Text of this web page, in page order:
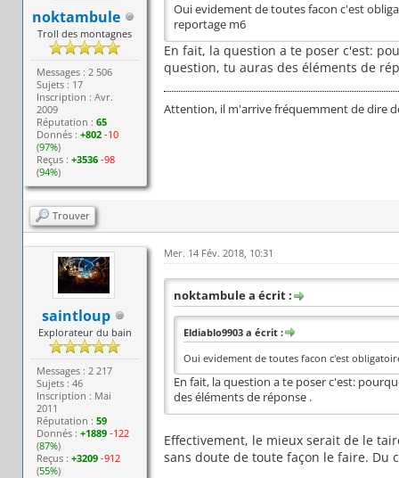
noktambule
Troll des montagnes
Messages : 2 506
Sujets : 17
Inscription : Avr.
2009
Réputation :65
Donnés :+802 -10
(97%)
Reçus :+3536 -98
(94%)
Oui evidement de toutes facon c'est
reportage m6
En fait, la question a te poser c'est:
question, tu auras des éléments de
Attention, il m'arrive fréquemment de dire
Trouver
saintloup
Explorateur du bain
Messages : 2 217
Sujets : 46
Inscription : Mai
2011
Réputation :59
Donnés :+1889 -122
(87%)
Reçus :+3209 -912
(55%)
Mer. 14 Fév. 2018, 10:31
noktambule a écrit :
Eldiablo9903 a écrit :
Oui evidement de toutes facon c'est
En fait, la question a te poser c'est:
des éléments de réponse .
Effectivement, le mieux serait de le
sans doute de toute façon le faire. Du